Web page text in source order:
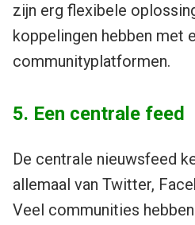
zijn erg flexibele
koppelingen hebben met
communityplatformen.
5. Een centrale feed
De centrale nieuwsfeed
allemaal van Twitter,
Veel communities